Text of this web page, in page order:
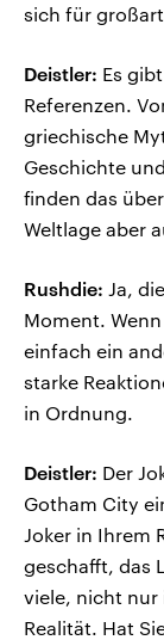
sich für
Deistler: Es
Referenzen.
griechische
Geschichte
finden das
Weltlage aber
Rushdie: Ja,
Moment.
einfach ein
starke
in Ordnung.
Deistler: Der
Gotham City
Joker in Ihrem
geschafft, das
viele, nicht nur
Realität. Hat